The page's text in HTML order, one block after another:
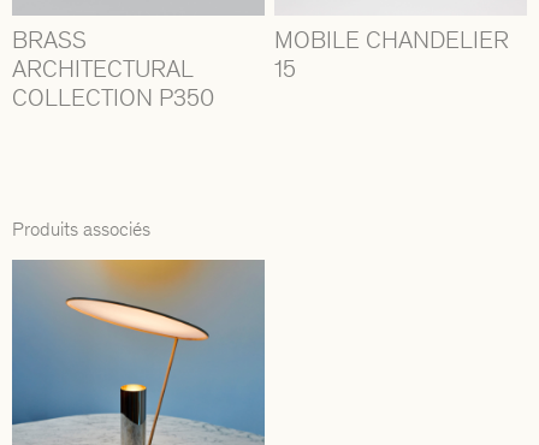
BRASS
ARCHITECTURAL
COLLECTION P350
MOBILE CHANDELIER
15
Produits associés